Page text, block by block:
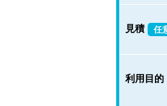
見積 任
利用目的